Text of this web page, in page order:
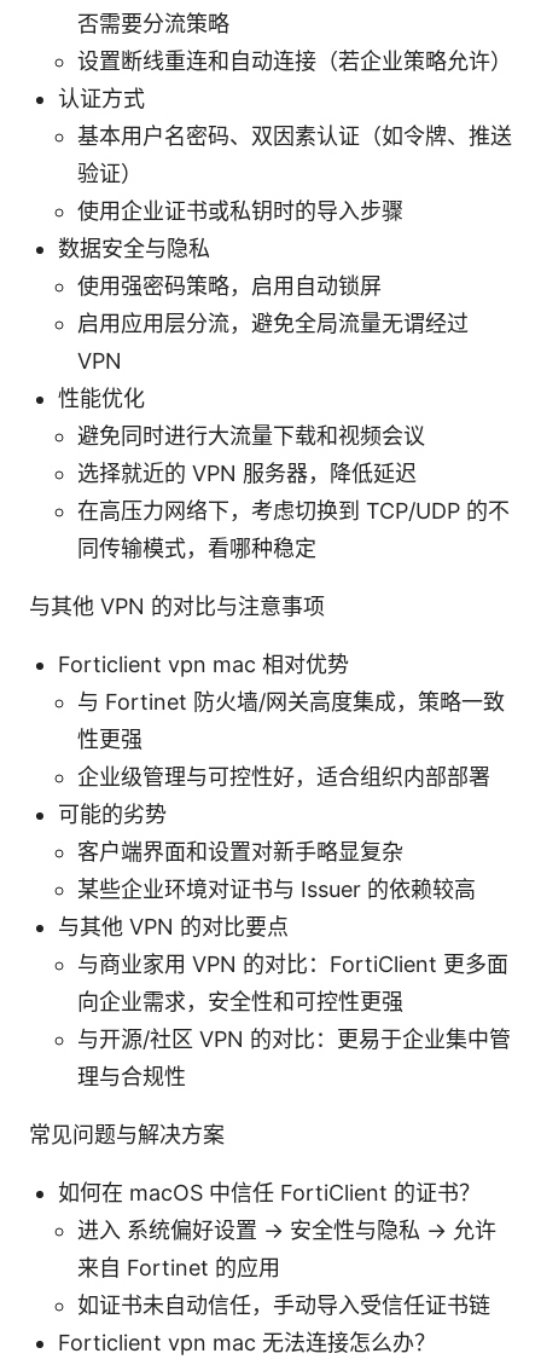
否需要分流策略
设置断线重连和自动连接（若企业策略允许）
认证方式
基本用户名密码、双因素认证（如令牌、推送
验证）
使用企业证书或私钥时的导入步骤
数据安全与隐私
使用强密码策略，启用自动锁屏
启用应用层分流，避免全局流量无谓经过
VPN
性能优化
避免同时进行大流量下载和视频会议
选择就近的 VPN 服务器，降低延迟
在高压力网络下，考虑切换到 TCP/UDP 的不
同传输模式，看哪种稳定
与其他 VPN 的对比与注意事项
Forticlient vpn mac 相对优势
与 Fortinet 防火墙/网关高度集成，策略一致
性更强
企业级管理与可控性好，适合组织内部部署
可能的劣势
客户端界面和设置对新手略显复杂
某些企业环境对证书与 Issuer 的依赖较高
与其他 VPN 的对比要点
与商业家用 VPN 的对比：FortiClient 更多面
向企业需求，安全性和可控性更强
与开源/社区 VPN 的对比：更易于企业集中管
理与合规性
常见问题与解决方案
如何在 macOS 中信任 FortiClient 的证书？
进入 系统偏好设置 -> 安全性与隐私 -> 允许
来自 Fortinet 的应用
如证书未自动信任，手动导入受信任证书链
Forticlient vpn mac 无法连接怎么办？